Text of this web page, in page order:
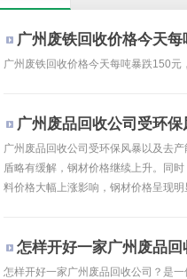
广州废铁回收价格今天每
广州废铁回收价格今天每吨暴跌150
广州废品回收公司受环
广州废品回收公司受环保风暴以及去
盾略有缓解，钢材价格继续上升。同
料价格大幅上涨影响，钢材价格呈现
怎样开好一家广州废品回
怎样开好一家广州废品回收公司？是